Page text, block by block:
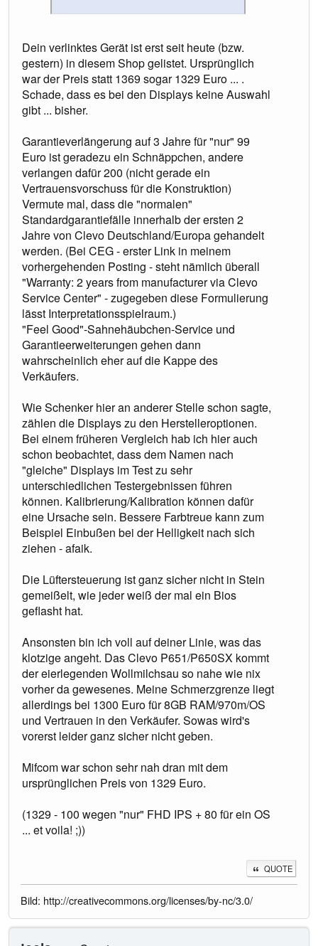
Dein verlinktes Gerät ist erst seit heute (bzw.
gestern) in diesem Shop gelistet. Ursprünglich
war der Preis statt 1369 sogar 1329 Euro ... .
Schade, dass es bei den Displays keine Auswahl
gibt ... bisher.
Garantieverlängerung auf 3 Jahre für "nur" 99
Euro ist geradezu ein Schnäppchen, andere
verlangen dafür 200 (nicht gerade ein
Vertrauensvorschuss für die Konstruktion)
Vermute mal, dass die "normalen"
Standardgarantiefälle innerhalb der ersten 2
Jahre von Clevo Deutschland/Europa gehandelt
werden. (Bei CEG - erster Link in meinem
vorhergehenden Posting - steht nämlich überall
"Warranty: 2 years from manufacturer via Clevo
Service Center" - zugegeben diese Formulierung
lässt Interpretationsspielraum.)
"Feel Good"-Sahnehäubchen-Service und
Garantieerweiterungen gehen dann
wahrscheinlich eher auf die Kappe des
Verkäufers.
Wie Schenker hier an anderer Stelle schon sagte,
zählen die Displays zu den Herstelleroptionen.
Bei einem früheren Vergleich hab ich hier auch
schon beobachtet, dass dem Namen nach
"gleiche" Displays im Test zu sehr
unterschiedlichen Testergebnissen führen
können. Kalibrierung/Kalibration können dafür
eine Ursache sein. Bessere Farbtreue kann zum
Beispiel Einbußen bei der Helligkeit nach sich
ziehen - afaik.
Die Lüftersteuerung ist ganz sicher nicht in Stein
gemeißelt, wie jeder weiß der mal ein Bios
geflasht hat.
Ansonsten bin ich voll auf deiner Linie, was das
klotzige angeht. Das Clevo P651/P650SX kommt
der eierlegenden Wollmilchsau so nahe wie nix
vorher da gewesenes. Meine Schmerzgrenze liegt
allerdings bei 1300 Euro für 8GB RAM/970m/OS
und Vertrauen in den Verkäufer. Sowas wird's
vorerst leider ganz sicher nicht geben.
Mifcom war schon sehr nah dran mit dem
ursprünglichen Preis von 1329 Euro.
(1329 - 100 wegen "nur" FHD IPS + 80 für ein OS
... et voila! ;))
QUOTE
Bild: http://creativecommons.org/licenses/by-nc/3.0/